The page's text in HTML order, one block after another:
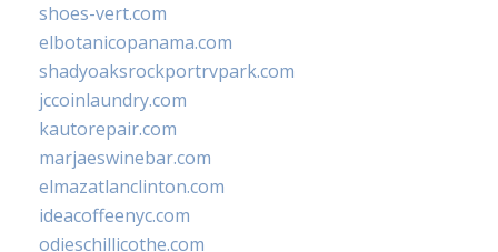
shoes-vert.com
elbotanicopanama.com
shadyoaksrockportrvpark.com
jccoinlaundry.com
kautorepair.com
marjaeswinebar.com
elmazatlanclinton.com
ideacoffeenyc.com
odieschillicothe.com